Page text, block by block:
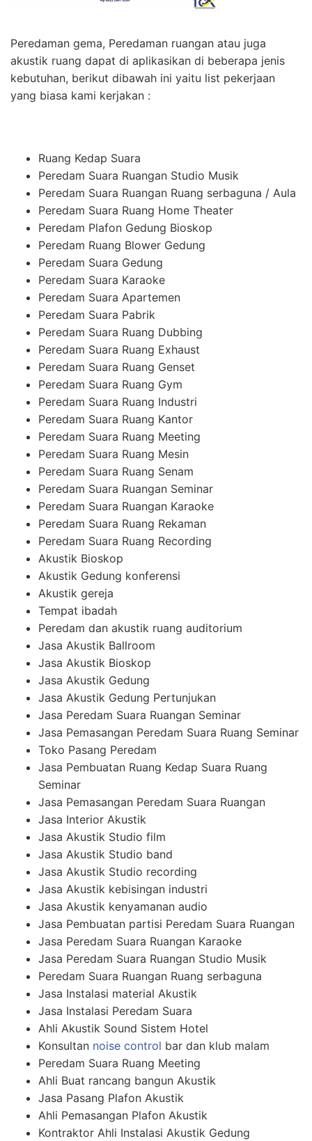
Peredaman gema, Peredaman ruangan atau juga
akustik ruang dapat di aplikasikan di beberapa jenis
kebutuhan, berikut dibawah ini yaitu list pekerjaan
yang biasa kami kerjakan :
Ruang Kedap Suara
Peredam Suara Ruangan Studio Musik
Peredam Suara Ruangan Ruang serbaguna / Aula
Peredam Suara Ruang Home Theater
Peredam Plafon Gedung Bioskop
Peredam Ruang Blower Gedung
Peredam Suara Gedung
Peredam Suara Karaoke
Peredam Suara Apartemen
Peredam Suara Pabrik
Peredam Suara Ruang Dubbing
Peredam Suara Ruang Exhaust
Peredam Suara Ruang Genset
Peredam Suara Ruang Gym
Peredam Suara Ruang Industri
Peredam Suara Ruang Kantor
Peredam Suara Ruang Meeting
Peredam Suara Ruang Mesin
Peredam Suara Ruang Senam
Peredam Suara Ruangan Seminar
Peredam Suara Ruangan Karaoke
Peredam Suara Ruang Rekaman
Peredam Suara Ruang Recording
Akustik Bioskop
Akustik Gedung konferensi
Akustik gereja
Tempat ibadah
Peredam dan akustik ruang auditorium
Jasa Akustik Ballroom
Jasa Akustik Bioskop
Jasa Akustik Gedung
Jasa Akustik Gedung Pertunjukan
Jasa Peredam Suara Ruangan Seminar
Jasa Pemasangan Peredam Suara Ruang Seminar
Toko Pasang Peredam
Jasa Pembuatan Ruang Kedap Suara Ruang
Seminar
Jasa Pemasangan Peredam Suara Ruangan
Jasa Interior Akustik
Jasa Akustik Studio film
Jasa Akustik Studio band
Jasa Akustik Studio recording
Jasa Akustik kebisingan industri
Jasa Akustik kenyamanan audio
Jasa Pembuatan partisi Peredam Suara Ruangan
Jasa Peredam Suara Ruangan Karaoke
Jasa Peredam Suara Ruangan Studio Musik
Peredam Suara Ruangan Ruang serbaguna
Jasa Instalasi material Akustik
Jasa Instalasi Peredam Suara
Ahli Akustik Sound Sistem Hotel
Konsultan noise control bar dan klub malam
Peredam Suara Ruang Meeting
Ahli Buat rancang bangun Akustik
Jasa Pasang Plafon Akustik
Ahli Pemasangan Plafon Akustik
Kontraktor Ahli Instalasi Akustik Gedung